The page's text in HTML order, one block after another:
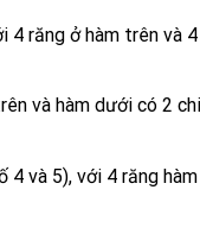
răng ở hàm trên và
và hàm dưới có 2
và 5), với 4 răng